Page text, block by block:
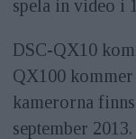
spela in video i
DSC-QX10
QX100 kommer
kamerorna
september 2013.